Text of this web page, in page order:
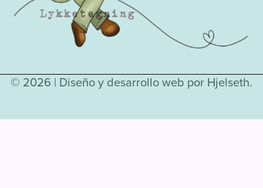
© 2026 | Diseño y desarrollo web por Hjelseth.